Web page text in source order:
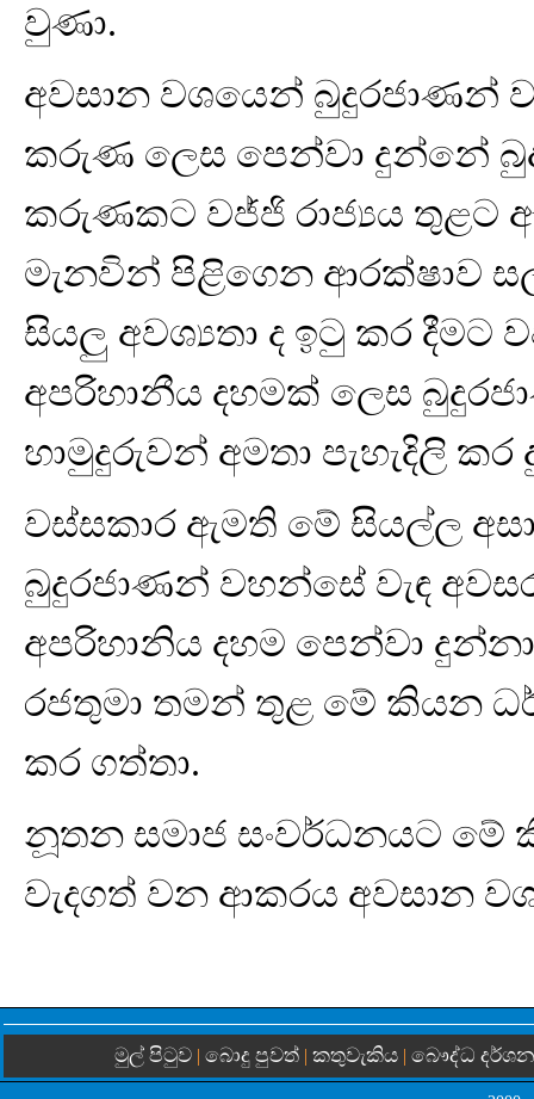
වුණා.
අවසාන වශයෙන් බුදුරජාණන්
කරුණ ලෙස පෙන්වා දුන්නේ
කරුණකට වජ්ජි රාජ්‍යය තුළට
මැනවින් පිළිගෙන ආරක්ෂාව
සියලු අවශ්‍යතා ද ඉටු කර දීමට
අපරිහානීය දහමක් ලෙස
හාමුදුරුවන් අමතා පැහැදිලි කර
වස්සකාර ඇමති මේ සියල්ල
බුදුරජාණන් වහන්සේ වැඳ
අපරිහානිය දහම පෙන්වා
රජතුමා තමන් තුළ මේ කියන
කර ගත්තා.
නූතන සමාජ සංවර්ධනයට
වැදගත් වන ආකරය අවසාන
මුල් පිටුව | බොදු පුවත්| කතුවැකිය| බෞද්ධ